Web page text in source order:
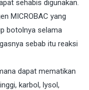
sehabis digunakan.
MICROBAC yang
botolnya selama
sebab itu reaksi
dapat mematikan
karbol, lysol,